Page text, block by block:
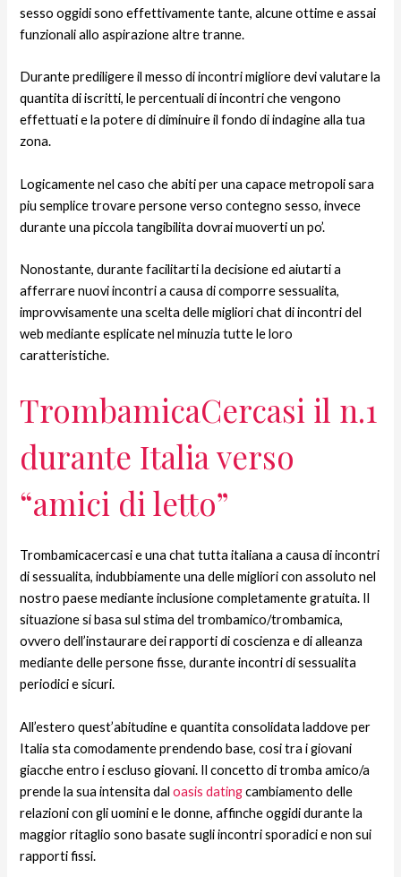
sesso oggidi sono effettivamente tante, alcune ottime e assai
funzionali allo aspirazione altre tranne.
Durante prediligere il messo di incontri migliore devi valutare la
quantita di iscritti, le percentuali di incontri che vengono
effettuati e la potere di diminuire il fondo di indagine alla tua
zona.
Logicamente nel caso che abiti per una capace metropoli sara
piu semplice trovare persone verso contegno sesso, invece
durante una piccola tangibilita dovrai muoverti un po’.
Nonostante, durante facilitarti la decisione ed aiutarti a
afferrare nuovi incontri a causa di comporre sessualita,
improvvisamente una scelta delle migliori chat di incontri del
web mediante esplicate nel minuzia tutte le loro
caratteristiche.
TrombamicaCercasi il n.1
durante Italia verso
“amici di letto”
Trombamicacercasi e una chat tutta italiana a causa di incontri
di sessualita, indubbiamente una delle migliori con assoluto nel
nostro paese mediante inclusione completamente gratuita. Il
situazione si basa sul stima del trombamico/trombamica,
ovvero dell’instaurare dei rapporti di coscienza e di alleanza
mediante delle persone fisse, durante incontri di sessualita
periodici e sicuri.
All’estero quest’abitudine e quantita consolidata laddove per
Italia sta comodamente prendendo base, cosi tra i giovani
giacche entro i escluso giovani. Il concetto di tromba amico/a
prende la sua intensita daloasis datingcambiamento delle
relazioni con gli uomini e le donne, affinche oggidi durante la
maggior ritaglio sono basate sugli incontri sporadici e non sui
rapporti fissi.